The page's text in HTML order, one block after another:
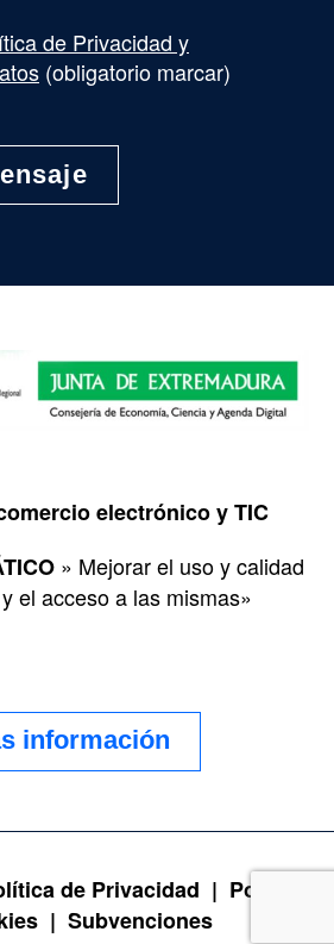
de Privacidad y
(obligatorio marcar)
electrónico y TIC
» Mejorar el uso y calidad
el acceso a las mismas»
información
de Privacidad | Política
| Subvenciones